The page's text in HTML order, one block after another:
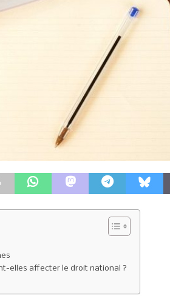
elles affecter le droit national ?